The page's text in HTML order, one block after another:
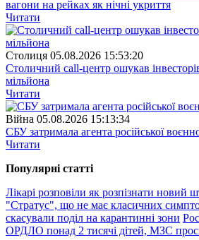
вагони на рейках як нічні укриття
Читати
Столиця 05.08.2026 15:53:20
Столичний call-центр ошукав
мільйона
Читати
Війна 05.08.2026 15:13:34
СБУ затримала агента російської
Читати
Популярнi статтi
Лікарі розповіли як розпізнати новий
"Стратус", що не має класичних
скасували поділ на карантинні зони
ОРДЛО понад 2 тисячі дітей, МЗС